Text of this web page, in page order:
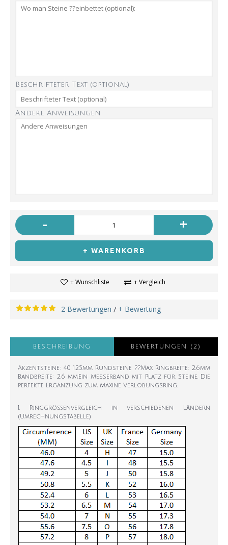
Beschrifteter Text (optional)
Andere Anweisungen
- +
+ WARENKORB
+ Wunschliste + Vergleich
2 Bewertungen / + Bewertung
BESCHREIBUNG BEWERTUNGEN (2)
Akzentsteine: 40 1.25mm Rundsteine ??Max Ringbreite: 2.6mm
Bandbreite: 2.6 mm.Ein Messerband mit Platz für Steine. Die
perfekte Ergänzung zum Maxine Verlobungsring.
1. Ringgrößenvergleich in verschiedenen Ländern
(Umrechnungstabelle)